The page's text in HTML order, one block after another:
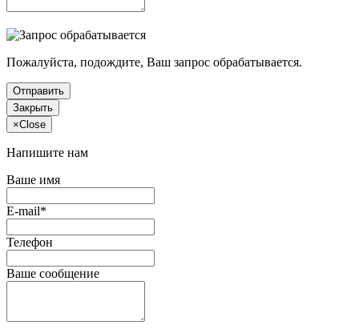
Пожалуйста, подождите, Ваш запрос обрабатывается.
Отправить
Закрыть
×Close
Напишите нам
Ваше имя
E-mail*
Телефон
Ваше сообщение